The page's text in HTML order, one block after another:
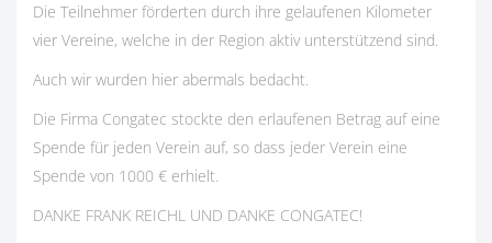
Die Teilnehmer förderten durch ihre gelaufenen Kilometer
vier Vereine, welche in der Region aktiv unterstützend sind.
Auch wir wurden hier abermals bedacht.
Die Firma Congatec stockte den erlaufenen Betrag auf eine
Spende für jeden Verein auf, so dass jeder Verein eine
Spende von 1000 € erhielt.
DANKE FRANK REICHL UND DANKE CONGATEC!